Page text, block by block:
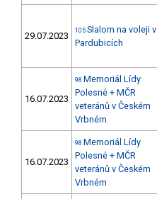
29.07.2023 105 Slalom na voleji v
Pardubicích
16.07.2023
98 Memoriál Lídy
Polesné + MČR
veteránů v Českém
Vrbném
16.07.2023
98 Memoriál Lídy
Polesné + MČR
veteránů v Českém
Vrbném